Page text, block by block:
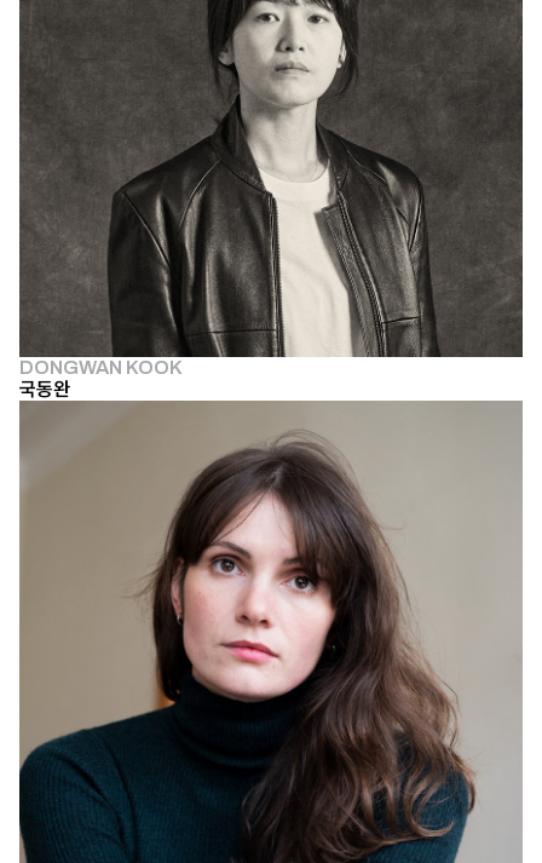
DONGWAN KOOK
국동완